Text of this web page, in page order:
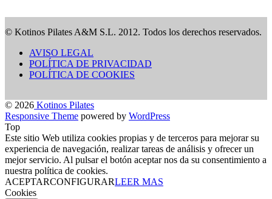
© Kotinos Pilates A&M S.L. 2012. Todos los derechos reservados.
AVISO LEGAL
POLÍTICA DE PRIVACIDAD
POLÍTICA DE COOKIES
© 2026 Kotinos Pilates
Responsive Theme powered by WordPress
Top
Este sitio Web utiliza cookies propias y de terceros para mejorar su
experiencia de navegación, realizar tareas de análisis y ofrecer un
mejor servicio. Al pulsar el botón aceptar nos da su consentimiento a
nuestra política de cookies.
ACEPTARCONFIGURARLEER MAS
Cookies